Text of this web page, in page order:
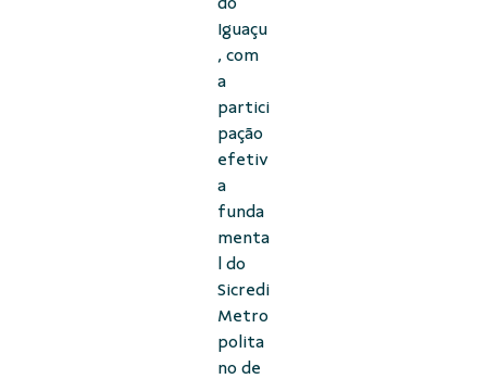
Iguaçu
, com
a
partici
pação
efetiv
a
funda
menta
l do
Sicredi
Metro
polita
no de